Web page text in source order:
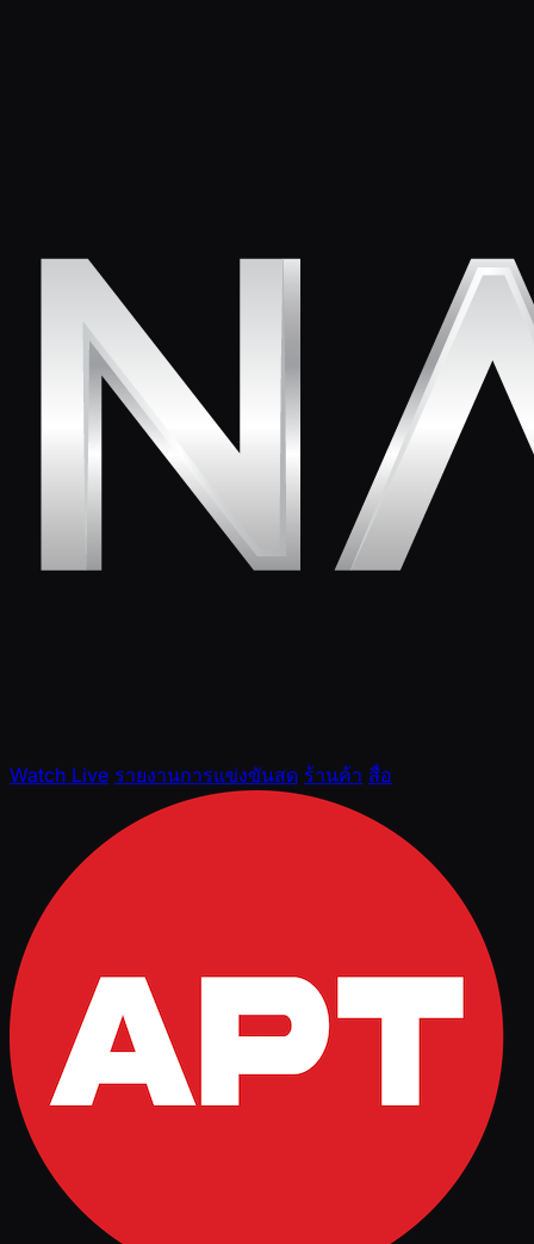
Watch Live รายงานการแข่งขันสด ร้านค้า สื่อ